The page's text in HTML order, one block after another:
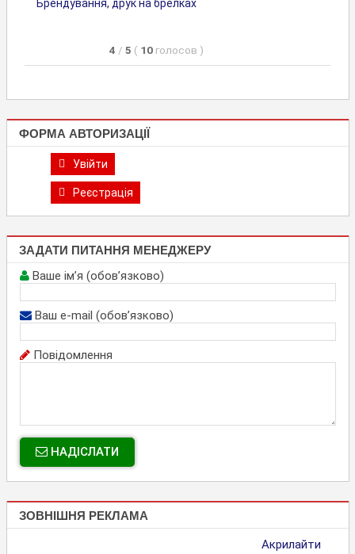
Брендування, друк на брелках
4 / 5 ( 10 голосов )
ФОРМА АВТОРИЗАЦІЇ
Увійти
Реєстрація
ЗАДАТИ ПИТАННЯ МЕНЕДЖЕРУ
Ваше ім’я (обов’язково)
Ваш e-mail (обов’язково)
Повідомлення
НАДІСЛАТИ
ЗОВНІШНЯ РЕКЛАМА
Акрилайти